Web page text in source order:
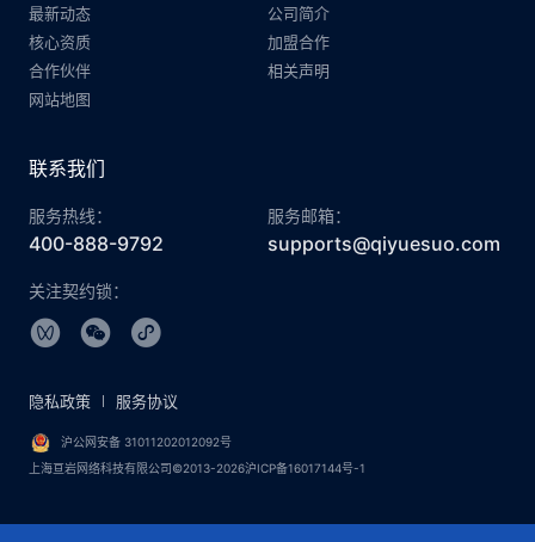
最新动态
公司简介
核心资质
加盟合作
合作伙伴
相关声明
网站地图
联系我们
服务热线：
400-888-9792
服务邮箱：
supports@qiyuesuo.com
关注契约锁：
沪公网安备 31011202012092号
上海亘岩网络科技有限公司©2013-2026沪ICP备16017144号-1
隐私政策 服务协议